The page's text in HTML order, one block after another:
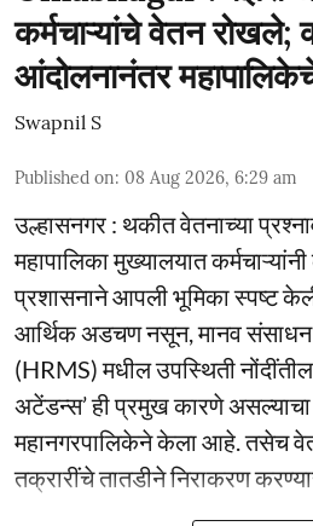
कर्मचाऱ्यांचे वेतन रोखले;
आंदोलनानंतर
Swapnil S
Published on: 08 Aug 2026, 6:29 am
उल्हासनगर : थकीत वेतनाच्या
महापालिका मुख्यालयात
प्रशासनाने आपली भूमिका स्पष्ट
आर्थिक अडचण नसून, मानव संसाधन
(HRMS) मधील उपस्थिती
अटेंडन्स’ ही प्रमुख कारणे असल्याचा
महानगरपालिकेने केला आहे. तसेच
तक्रारींचे तातडीने निराकरण